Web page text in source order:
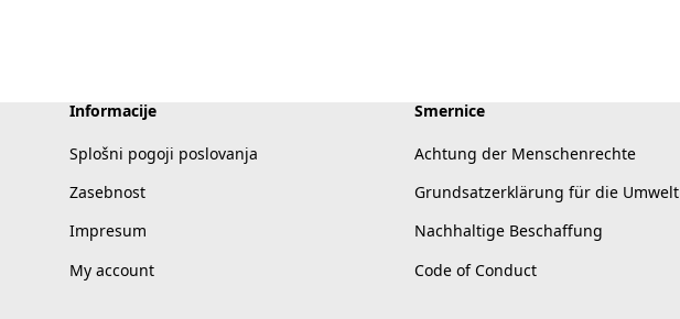
Informacije
Splošni pogoji poslovanja
Zasebnost
Impresum
My account
Smernice
Achtung der Menschenrechte
Grundsatzerklärung für die Umwelt
Nachhaltige Beschaffung
Code of Conduct